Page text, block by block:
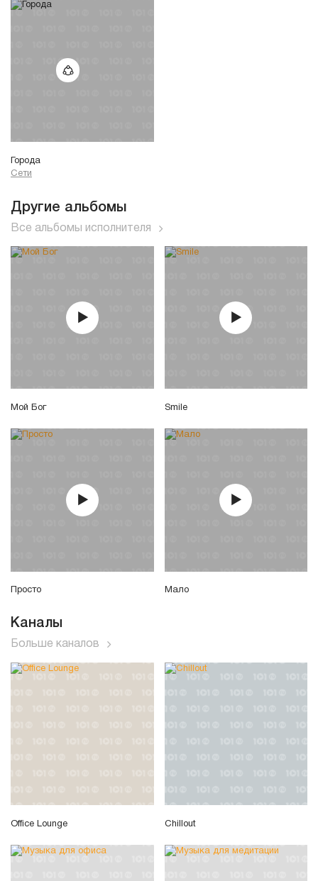
Города
Сети
Другие альбомы
Все альбомы исполнителя
Мой Бог Smile
Просто Мало
Каналы
Больше каналов
Office Lounge Chillout